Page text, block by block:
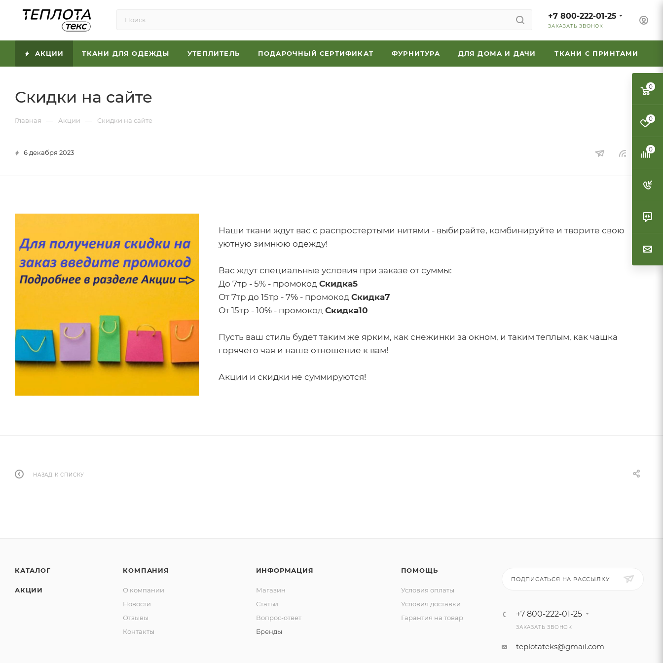
+7 800-222-01-25
ЗАКАЗАТЬ ЗВОНОК
АКЦИИ ТКАНИ ДЛЯ ОДЕЖДЫ УТЕПЛИТЕЛЬ ПОДАРОЧНЫЙ СЕРТИФИКАТ ФУРНИТУРА ДЛЯ ДОМА И ДАЧИ ТКАНИ С ПРИНТАМИ
Скидки на сайте
Главная — Акции — Скидки на сайте
6 декабря 2023
Наши ткани ждут вас с распростертыми нитями - выбирайте, комбинируйте и творите свою
уютную зимнюю одежду!
Вас ждут специальные условия при заказе от суммы:
До 7тр - 5% - промокодСкидка5
От 7тр до 15тр - 7℅ - промокодСкидка7
От 15тр - 10℅ - промокодСкидка10
Пусть ваш стиль будет таким же ярким, как снежинки за окном, и таким теплым, как чашка
горячего чая и наше отношение к вам!
Акции и скидки не суммируются!
НАЗАД К СПИСКУ
КАТАЛОГ
АКЦИИ
КОМПАНИЯ
О компании
Новости
Отзывы
Контакты
ИНФОРМАЦИЯ
Магазин
Статьи
Вопрос-ответ
Бренды
ПОМОЩЬ
Условия оплаты
Условия доставки
Гарантия на товар
ПОДПИСАТЬСЯ НА РАССЫЛКУ
+7 800-222-01-25
ЗАКАЗАТЬ ЗВОНОК
teplotateks@gmail.com
0
0
0